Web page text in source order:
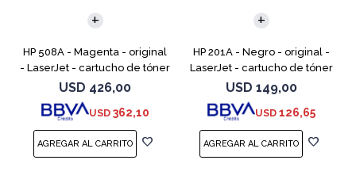
HP 508A - Magenta - original
- LaserJet - cartucho de tóner
(CF363A) - para Color
LaserJet Enterprise MFP M577;
LaserJet Enterpr
USD 426,00
USD 362,10
HP 201A - Negro - original -
LaserJet - cartucho de tóner
(CF400A) - para Color
LaserJet Pro M252dn,
M252dw, M252n, MFP M277c6,
USD 149,00
USD 126,65